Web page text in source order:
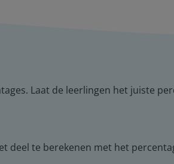
Laat de leerlingen het juiste
deel te berekenen met het